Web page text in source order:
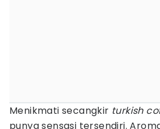
Menikmati secangkir turkish
punya sensasi tersendiri.